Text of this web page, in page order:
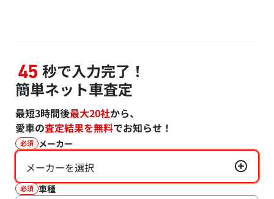
45 秒で入力完了！
簡単ネット車査定
最短3時間後最大20社から、
愛車の査定結果を無料でお知らせ！
必須 メーカー
メーカーを選択
必須 車種